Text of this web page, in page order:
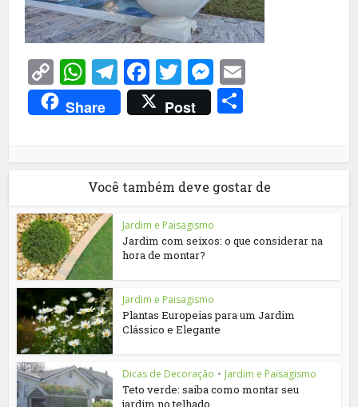
Copy
Link
WhatsApp
Telegram
Facebook
TwitterMessenger
Share Post
Você também deve gostar de
Jardim e Paisagismo
Jardim com seixos: o que considerar na
hora de montar?
Jardim e Paisagismo
Plantas Europeias para um Jardim
Clássico e Elegante
Dicas de Decoração • Jardim e Paisagismo
Teto verde: saiba como montar seu
jardim no telhado